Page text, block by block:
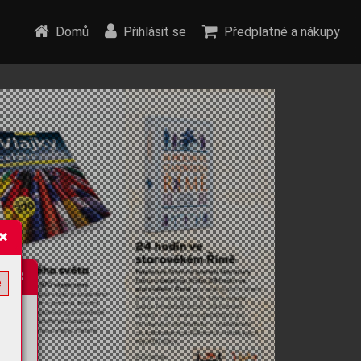
Domů Přihlásit se Předplatné a nákupy